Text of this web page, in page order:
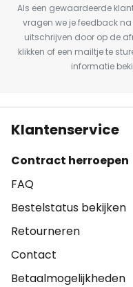
Als een gewaardeerde
vragen we je feedback
uitschrijven door op de
klikken of een mailtje te
informatie
Klantenservice
Contract herroepen
FAQ
Bestelstatus bekijken
Retourneren
Contact
Betaalmogelijkheden